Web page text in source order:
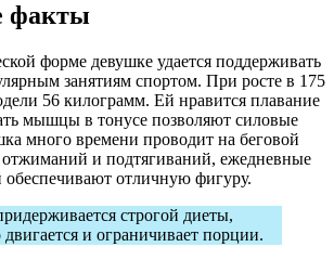
факты
форме девушке удается поддерживать
занятиям спортом. При росте в 175
56 килограмм. Ей нравится плавание
мышцы в тонусе позволяют силовые
много времени проводит на беговой
и подтягиваний, ежедневные
обеспечивают отличную фигуру.
строгой диеты,
и ограничивает порции.